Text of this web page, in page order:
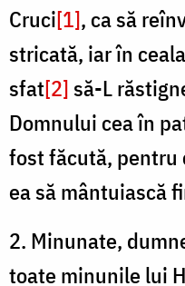
Cruci[1], ca să
stricată, iar în
sfat[2]să-L
Domnului cea în
fost făcută, pentru
ea să mântuiască
2. Minunate,
toate minunile lui